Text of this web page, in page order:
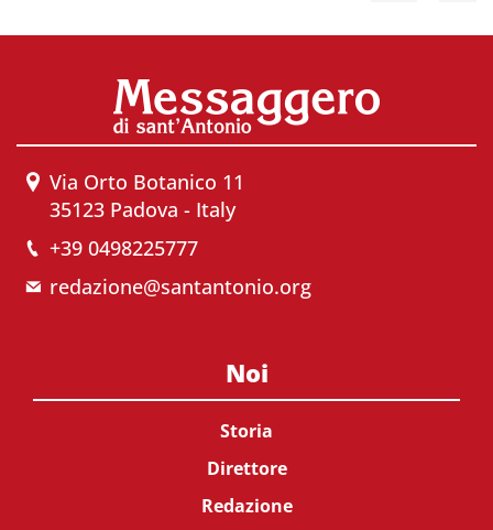
Via Orto Botanico 11
35123 Padova - Italy
+39 0498225777
redazione@santantonio.org
Noi
Storia
Direttore
Redazione